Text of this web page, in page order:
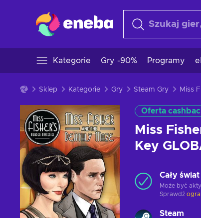
Kategorie Gry -90% Programy
Sklep Kategorie Gry Steam Gry
Oferta
Miss
Key
Cały świat
Może być
Sprawdź
Steam